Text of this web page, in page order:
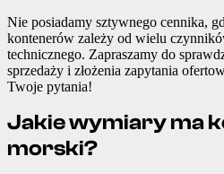
Nie posiadamy sztywnego cennika,
kontenerów zależy od wielu
technicznego. Zapraszamy do
sprzedaży i złożenia zapytania
Twoje pytania!
Jakie wymiary ma
morski?